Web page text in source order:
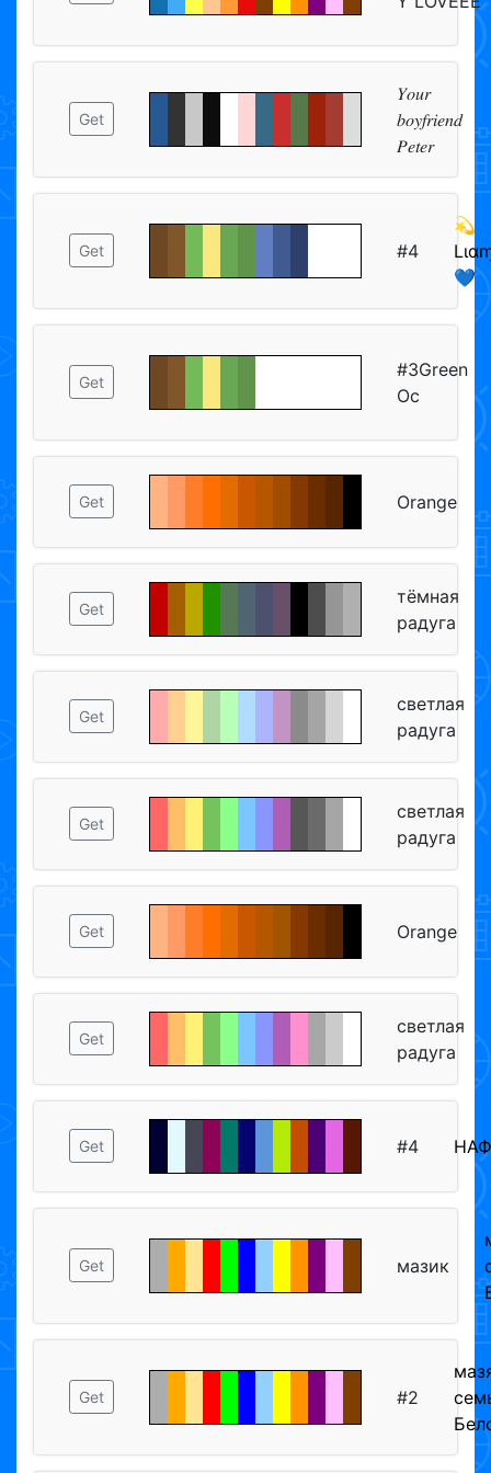
Get
𝑌𝑜𝑢𝑟
𝑏𝑜𝑦𝑓𝑟𝑖𝑒𝑛𝑑
𝑃𝑒𝑡𝑒𝑟
Get #4
💫
💙
Get
#3Green
Oc
Get Orange
Get
тёмная
радуга
Get
светлая
радуга
Get
светлая
радуга
Get Orange
Get
светлая
радуга
Get #4 НАФ
Get мазик
Get #2